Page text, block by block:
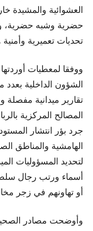
العشوائية والمشيدة
حضرية وشبه حضرية،
تحديات تعميرية
ووفقا لمعطيات
الشؤون الداخلية
تقارير ميدانية مفصلة
المصالح المركزية
جرد بؤر انتشار
الهامشية والمناطق
لتحديد المسؤوليات
أسماء ورتب رجال
أو تهاونهم في زجر
وأوضحت مصادر